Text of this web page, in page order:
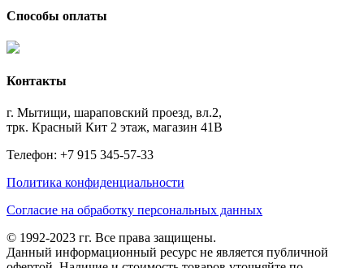
Способы оплаты
Контакты
г. Мытищи, шараповский проезд, вл.2,
трк. Красный Кит 2 этаж, магазин 41В
Телефон: +7 915 345-57-33
Политика конфиденциальности
Согласие на обработку персональных данных
© 1992-2023 гг. Все права защищены.
Данный информационный ресурс не является публичной